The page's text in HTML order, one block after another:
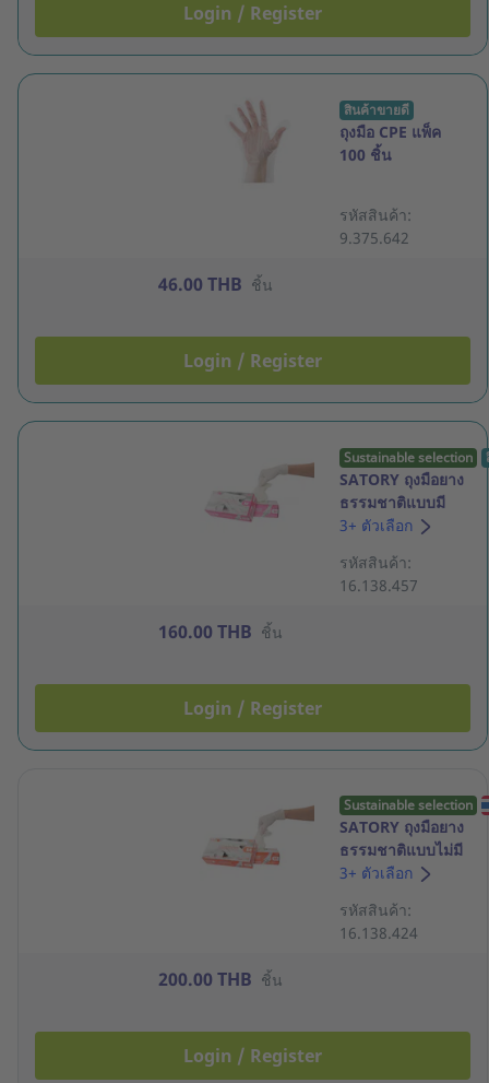
Login / Register
สินค้าขายดี
ถุงมือ CPE แพ็ค
100 ชิ้น
รหัสสินค้า:
9.375.642
46.00 THB ชิ้น
Login / Register
Sustainable selection
SATORY ถุงมือยาง
ธรรมชาติแบบมี
แป้ง 5 กรัม M สี
3+ ตัวเลือก
รหัสสินค้า:
16.138.457
160.00 THB ชิ้น
Login / Register
Sustainable selection
SATORY ถุงมือยาง
ธรรมชาติแบบไม่มี
แป้ง 5.8 กรัม M สี
3+ ตัวเลือก
รหัสสินค้า:
16.138.424
200.00 THB ชิ้น
Login / Register